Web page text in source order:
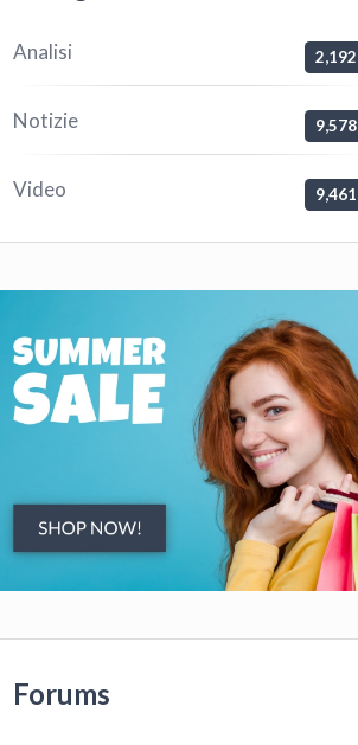
Analisi 2,192
Notizie 9,578
Video 9,461
Forums